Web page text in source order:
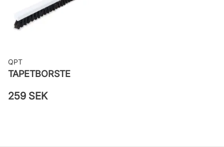
77003
QPT
TAPETBORSTE
259 SEK